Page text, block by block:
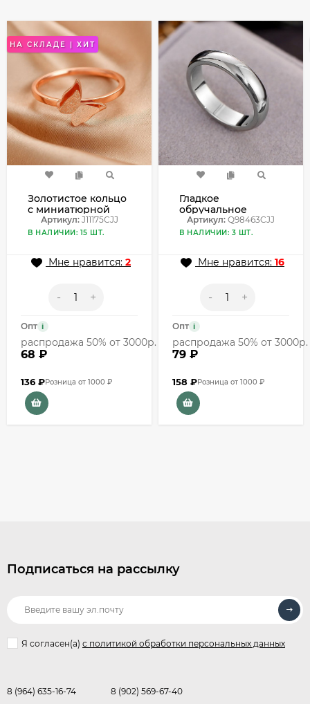
НА СКЛАДЕ | ХИТ
Золотистое кольцо
с миниатюрной
бабочкой J11175CJJ
Артикул:J11175CJJ
В НАЛИЧИИ: 15 ШТ.
Мне нравится: 2
- +
Опт i
распродажа 50% от 3000р.
68 ₽
136 ₽Розница от 1000 ₽
Гладкое
обручальное
кольцо из
полированной
Артикул: Q98463CJJ
В НАЛИЧИИ: 3 ШТ.
Мне нравится: 16
- +
Опт i
распродажа 50% от 3000р.
79 ₽
158 ₽Розница от 1000 ₽
Подписаться на рассылку
Я согласен(a) с политикой обработки персональных данных
8 (964) 635-16-74 8 (902) 569-67-40